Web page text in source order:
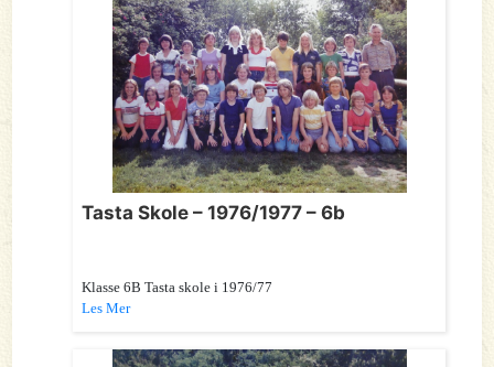
Tasta Skole – 1976/1977 – 6b
Klasse 6B Tasta skole i 1976/77
Les Mer